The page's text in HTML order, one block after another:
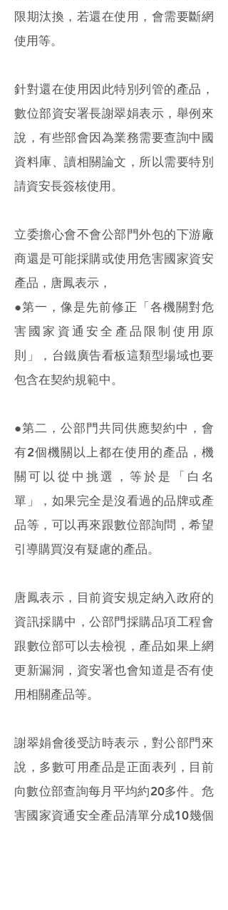
限期汰換，若還在使用，會需要斷網
使用等。
針對還在使用因此特別列管的產品，
數位部資安署長謝翠娟表示，舉例來
說，有些部會因為業務需要查詢中國
資料庫、讀相關論文，所以需要特別
請資安長簽核使用。
立委擔心會不會公部門外包的下游廠
商還是可能採購或使用危害國家資安
產品，唐鳳表示，
●第一，像是先前修正「各機關對危
害國家資通安全產品限制使用原
則」，台鐵廣告看板這類型場域也要
包含在契約規範中。
●第二，公部門共同供應契約中，會
有2個機關以上都在使用的產品，機
關可以從中挑選，等於是「白名
單」，如果完全是沒看過的品牌或產
品等，可以再來跟數位部詢問，希望
引導購買沒有疑慮的產品。
唐鳳表示，目前資安規定納入政府的
資訊採購中，公部門採購品項工程會
跟數位部可以去檢視，產品如果上網
更新漏洞，資安署也會知道是否有使
用相關產品等。
謝翠娟會後受訪時表示，對公部門來
說，多數可用產品是正面表列，目前
向數位部查詢每月平均約20多件。危
害國家資通安全產品清單分成10幾個